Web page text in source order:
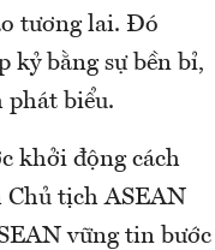
tương lai. Đó
kỷ bằng sự bền bỉ,
biểu.
khởi động cách
Chủ tịch ASEAN
vững tin bước